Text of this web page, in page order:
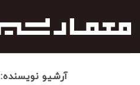
محتوا
آرشیو نویسنده: